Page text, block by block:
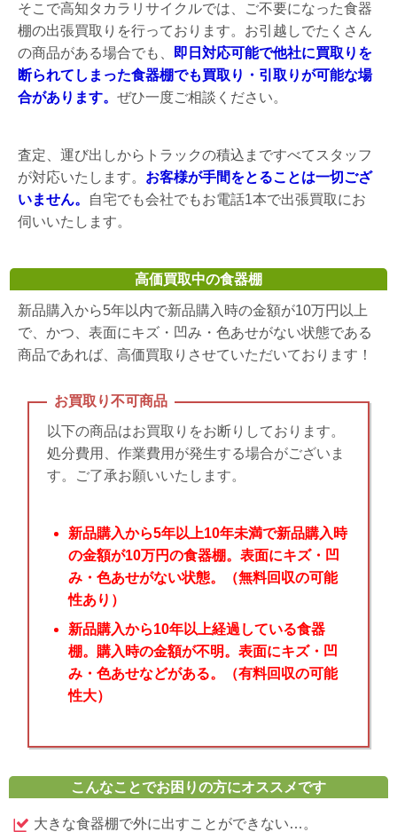
そこで高知タカラリサイクルでは、ご不要になった食器
棚の出張買取りを行っております。お引越しでたくさん
の商品がある場合でも、
即日対応可能で他社に買取りを
断られてしまった食器棚でも買取り・引取りが可能な場
合があります。 ぜひ一度ご相談ください。
査定、運び出しからトラックの積込まですべてスタッフ
が対応いたします。 お客様が手間をとることは一切ござ
いません。
自宅でも会社でもお電話1本で出張買取にお
伺いいたします。
高価買取中の食器棚
新品購入から5年以内で新品購入時の金額が10万円以上
で、かつ、表面にキズ・凹み・色あせがない状態である
商品であれば、高価買取りさせていただいております！
お買取り不可商品
以下の商品はお買取りをお断りしております。
処分費用、作業費用が発生する場合がございま
す。ご了承お願いいたします。
新品購入から5年以上10年未満で新品購入時
の金額が10万円の食器棚。表面にキズ・凹
み・色あせがない状態。（無料回収の可能
性あり）
新品購入から10年以上経過している食器
棚。購入時の金額が不明。表面にキズ・凹
み・色あせなどがある。（有料回収の可能
性大）
こんなことでお困りの方にオススメです
大きな食器棚で外に出すことができない…。